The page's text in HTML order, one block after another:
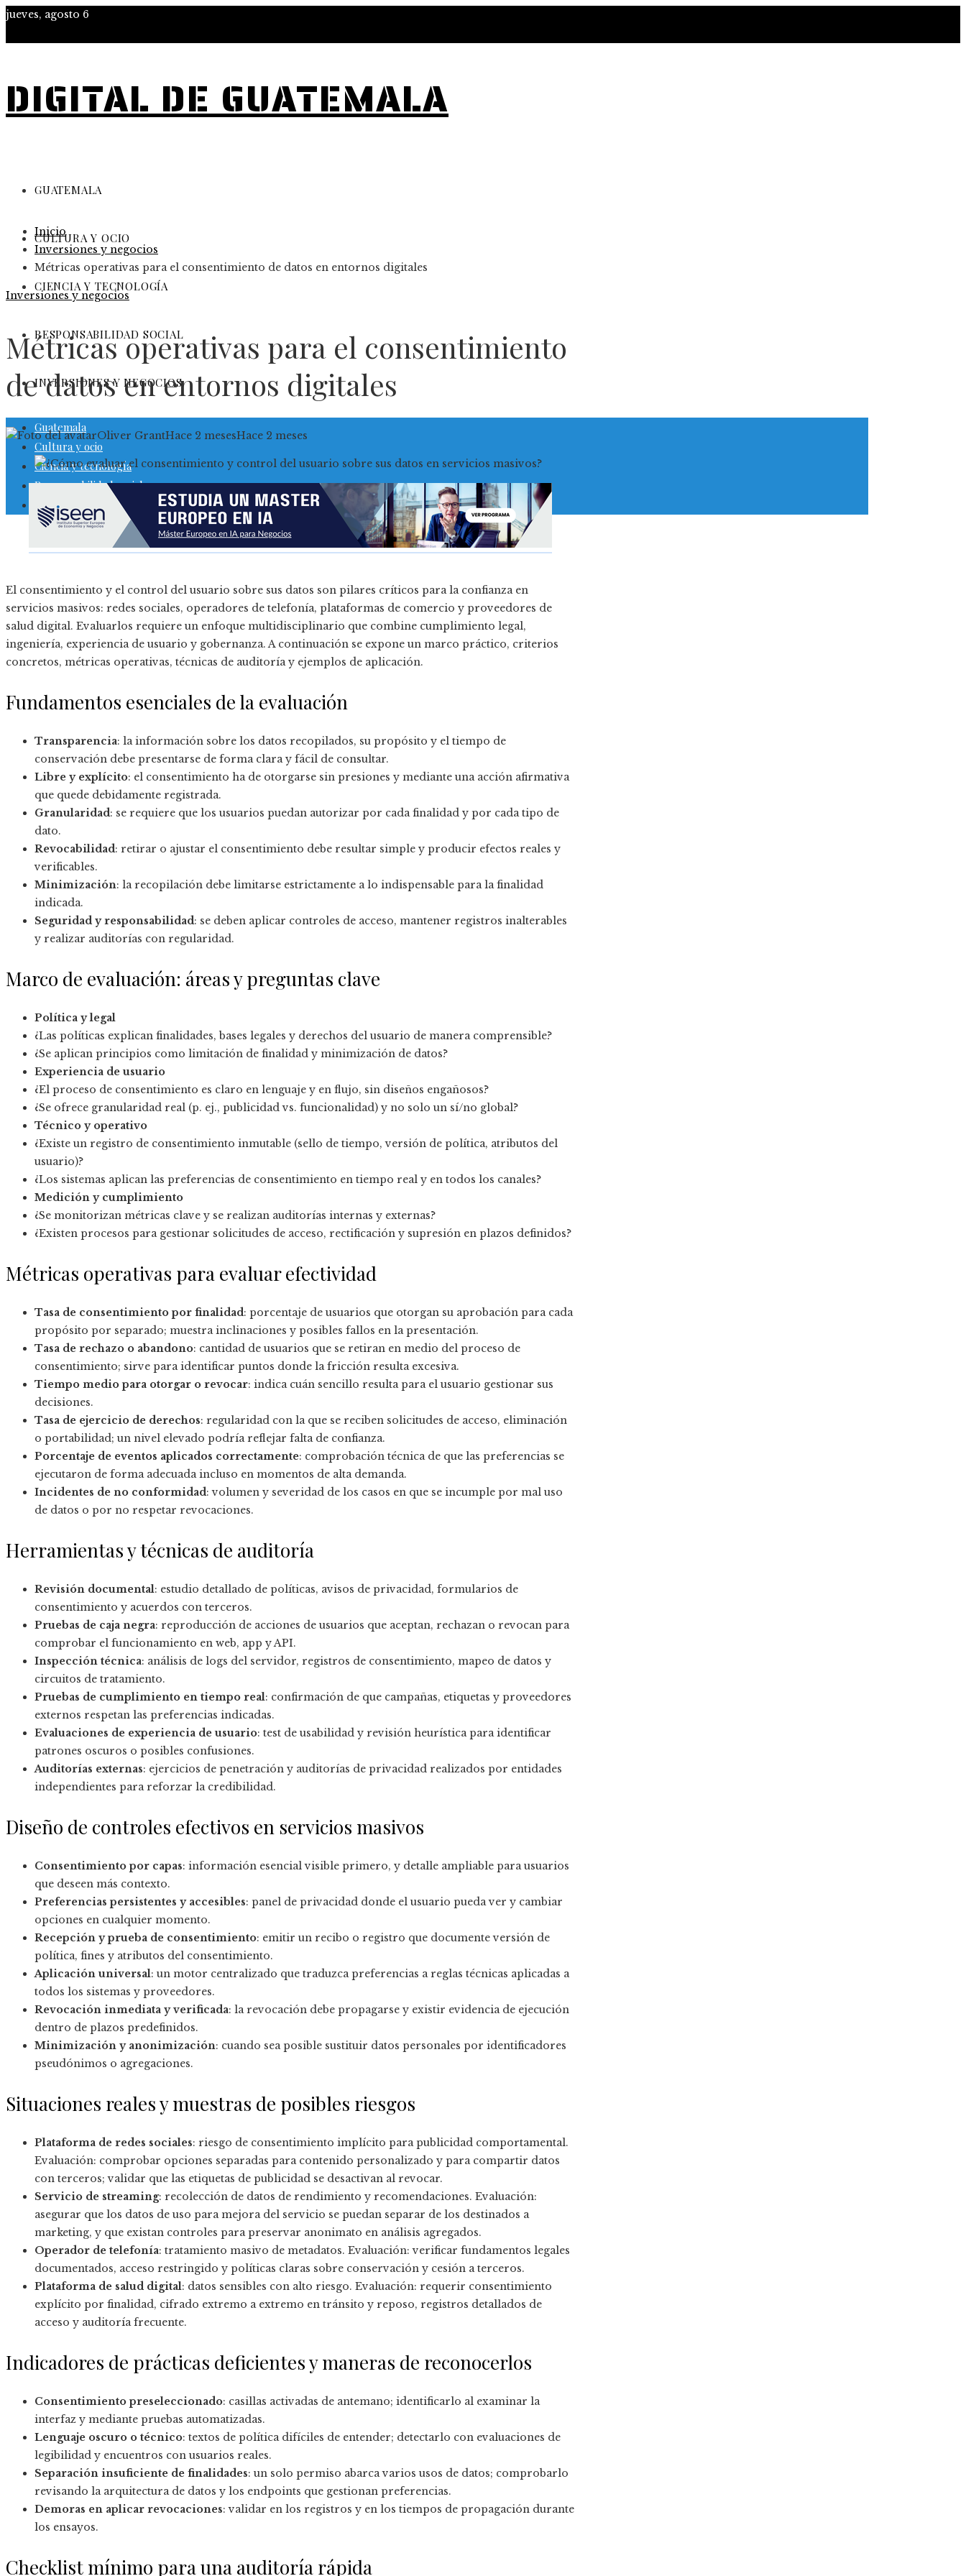
jueves, agosto 6
DIGITAL DE GUATEMALA
GUATEMALA
CULTURA Y OCIO
CIENCIA Y TECNOLOGÍA
RESPONSABILIDAD SOCIAL
INVERSIONES Y NEGOCIOS
Guatemala
Cultura y ocio
Ciencia y tecnología
Responsabilidad social
Inversiones y negocios
Inicio
Inversiones y negocios
Métricas operativas para el consentimiento de datos en entornos digitales
Inversiones y negocios
Métricas operativas para el consentimiento
de datos en entornos digitales
Oliver GrantHace 2 mesesHace 2 meses
El consentimiento y el control del usuario sobre sus datos son pilares críticos para la confianza en
servicios masivos: redes sociales, operadores de telefonía, plataformas de comercio y proveedores de
salud digital. Evaluarlos requiere un enfoque multidisciplinario que combine cumplimiento legal,
ingeniería, experiencia de usuario y gobernanza. A continuación se expone un marco práctico, criterios
concretos, métricas operativas, técnicas de auditoría y ejemplos de aplicación.
Fundamentos esenciales de la evaluación
Transparencia: la información sobre los datos recopilados, su propósito y el tiempo de
conservación debe presentarse de forma clara y fácil de consultar.
Libre y explícito: el consentimiento ha de otorgarse sin presiones y mediante una acción afirmativa
que quede debidamente registrada.
Granularidad: se requiere que los usuarios puedan autorizar por cada finalidad y por cada tipo de
dato.
Revocabilidad: retirar o ajustar el consentimiento debe resultar simple y producir efectos reales y
verificables.
Minimización: la recopilación debe limitarse estrictamente a lo indispensable para la finalidad
indicada.
Seguridad y responsabilidad: se deben aplicar controles de acceso, mantener registros inalterables
y realizar auditorías con regularidad.
Marco de evaluación: áreas y preguntas clave
Política y legal
¿Las políticas explican finalidades, bases legales y derechos del usuario de manera comprensible?
¿Se aplican principios como limitación de finalidad y minimización de datos?
Experiencia de usuario
¿El proceso de consentimiento es claro en lenguaje y en flujo, sin diseños engañosos?
¿Se ofrece granularidad real (p. ej., publicidad vs. funcionalidad) y no solo un sí/no global?
Técnico y operativo
¿Existe un registro de consentimiento inmutable (sello de tiempo, versión de política, atributos del
usuario)?
¿Los sistemas aplican las preferencias de consentimiento en tiempo real y en todos los canales?
Medición y cumplimiento
¿Se monitorizan métricas clave y se realizan auditorías internas y externas?
¿Existen procesos para gestionar solicitudes de acceso, rectificación y supresión en plazos definidos?
Métricas operativas para evaluar efectividad
Tasa de consentimiento por finalidad: porcentaje de usuarios que otorgan su aprobación para cada
propósito por separado; muestra inclinaciones y posibles fallos en la presentación.
Tasa de rechazo o abandono: cantidad de usuarios que se retiran en medio del proceso de
consentimiento; sirve para identificar puntos donde la fricción resulta excesiva.
Tiempo medio para otorgar o revocar: indica cuán sencillo resulta para el usuario gestionar sus
decisiones.
Tasa de ejercicio de derechos: regularidad con la que se reciben solicitudes de acceso, eliminación
o portabilidad; un nivel elevado podría reflejar falta de confianza.
Porcentaje de eventos aplicados correctamente: comprobación técnica de que las preferencias se
ejecutaron de forma adecuada incluso en momentos de alta demanda.
Incidentes de no conformidad: volumen y severidad de los casos en que se incumple por mal uso
de datos o por no respetar revocaciones.
Herramientas y técnicas de auditoría
Revisión documental: estudio detallado de políticas, avisos de privacidad, formularios de
consentimiento y acuerdos con terceros.
Pruebas de caja negra: reproducción de acciones de usuarios que aceptan, rechazan o revocan para
comprobar el funcionamiento en web, app y API.
Inspección técnica: análisis de logs del servidor, registros de consentimiento, mapeo de datos y
circuitos de tratamiento.
Pruebas de cumplimiento en tiempo real: confirmación de que campañas, etiquetas y proveedores
externos respetan las preferencias indicadas.
Evaluaciones de experiencia de usuario: test de usabilidad y revisión heurística para identificar
patrones oscuros o posibles confusiones.
Auditorías externas: ejercicios de penetración y auditorías de privacidad realizados por entidades
independientes para reforzar la credibilidad.
Diseño de controles efectivos en servicios masivos
Consentimiento por capas: información esencial visible primero, y detalle ampliable para usuarios
que deseen más contexto.
Preferencias persistentes y accesibles: panel de privacidad donde el usuario pueda ver y cambiar
opciones en cualquier momento.
Recepción y prueba de consentimiento: emitir un recibo o registro que documente versión de
política, fines y atributos del consentimiento.
Aplicación universal: un motor centralizado que traduzca preferencias a reglas técnicas aplicadas a
todos los sistemas y proveedores.
Revocación inmediata y verificada: la revocación debe propagarse y existir evidencia de ejecución
dentro de plazos predefinidos.
Minimización y anonimización: cuando sea posible sustituir datos personales por identificadores
pseudónimos o agregaciones.
Situaciones reales y muestras de posibles riesgos
Plataforma de redes sociales: riesgo de consentimiento implícito para publicidad comportamental.
Evaluación: comprobar opciones separadas para contenido personalizado y para compartir datos
con terceros; validar que las etiquetas de publicidad se desactivan al revocar.
Servicio de streaming: recolección de datos de rendimiento y recomendaciones. Evaluación:
asegurar que los datos de uso para mejora del servicio se puedan separar de los destinados a
marketing, y que existan controles para preservar anonimato en análisis agregados.
Operador de telefonía: tratamiento masivo de metadatos. Evaluación: verificar fundamentos legales
documentados, acceso restringido y políticas claras sobre conservación y cesión a terceros.
Plataforma de salud digital: datos sensibles con alto riesgo. Evaluación: requerir consentimiento
explícito por finalidad, cifrado extremo a extremo en tránsito y reposo, registros detallados de
acceso y auditoría frecuente.
Indicadores de prácticas deficientes y maneras de reconocerlos
Consentimiento preseleccionado: casillas activadas de antemano; identificarlo al examinar la
interfaz y mediante pruebas automatizadas.
Lenguaje oscuro o técnico: textos de política difíciles de entender; detectarlo con evaluaciones de
legibilidad y encuentros con usuarios reales.
Separación insuficiente de finalidades: un solo permiso abarca varios usos de datos; comprobarlo
revisando la arquitectura de datos y los endpoints que gestionan preferencias.
Demoras en aplicar revocaciones: validar en los registros y en los tiempos de propagación durante
los ensayos.
Checklist mínimo para una auditoría rápida